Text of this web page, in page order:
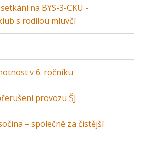
na BYS-3-CKU -
s rodilou mluvčí
v 6. ročníku
provozu ŠJ
– společně za čistější